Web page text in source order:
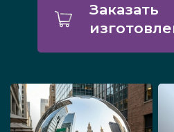
Заказать